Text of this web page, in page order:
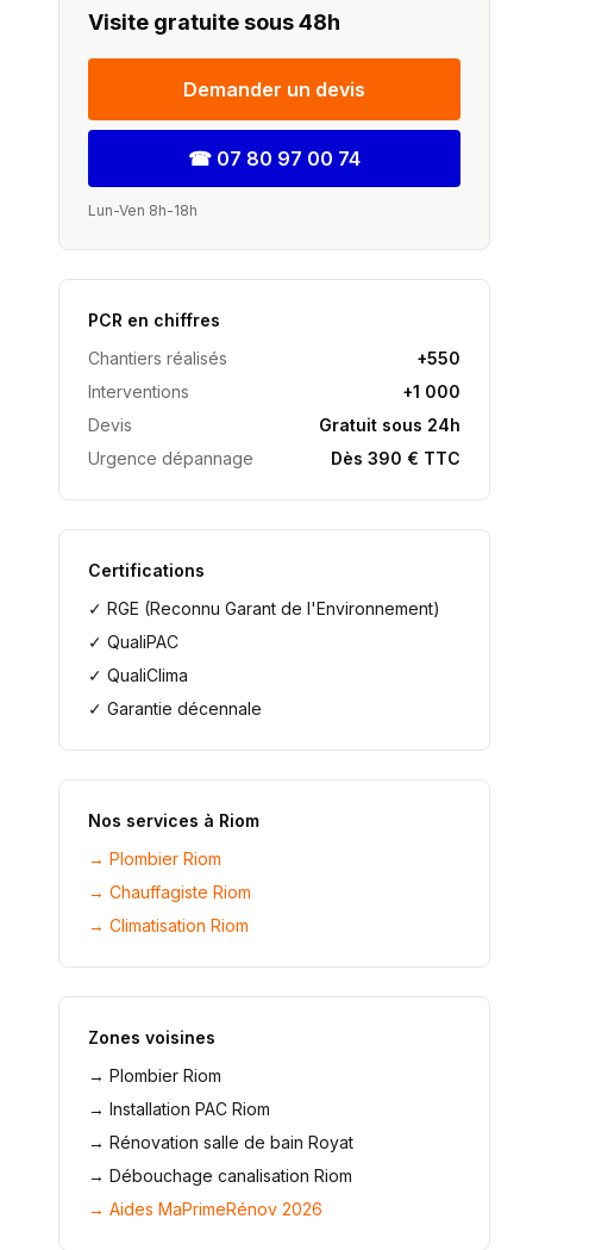
Visite gratuite sous 48h
Demander un devis
☎ 07 80 97 00 74
Lun-Ven 8h-18h
PCR en chiffres
Chantiers réalisés
+550
Interventions
+1 000
Devis
Gratuit sous 24h
Urgence dépannage
Dès 390 € TTC
Certifications
✓ RGE (Reconnu Garant de l'Environnement)
✓ QualiPAC
✓ QualiClima
✓ Garantie décennale
Nos services à Riom
→Plombier Riom
→Chauffagiste Riom
→Climatisation Riom
Zones voisines
→Plombier Riom
→Installation PAC Riom
→Rénovation salle de bain Royat
→Débouchage canalisation Riom
→ Aides MaPrimeRénov 2026